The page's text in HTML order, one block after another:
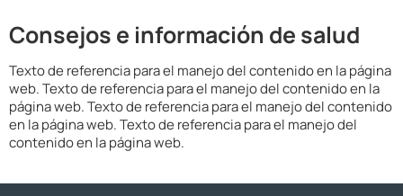
Consejos e información de salud
Texto de referencia para el manejo del contenido en la página
web. Texto de referencia para el manejo del contenido en la
página web. Texto de referencia para el manejo del contenido
en la página web. Texto de referencia para el manejo del
contenido en la página web.